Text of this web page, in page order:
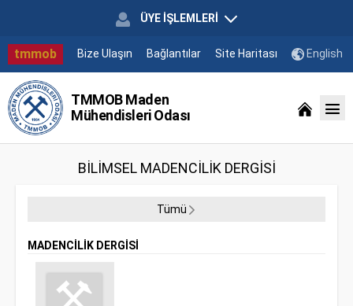
ÜYE İŞLEMLERİ
tmmob Bize Ulaşın Bağlantılar Site Haritası English
TMMOB Maden
Mühendisleri Odası
BİLİMSEL MADENCİLİK DERGİSİ
Tümü
MADENCİLİK DERGİSİ